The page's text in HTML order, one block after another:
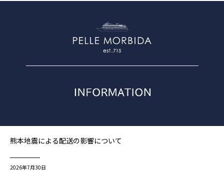
熊本地震による配送の影響について
2026年7月30日